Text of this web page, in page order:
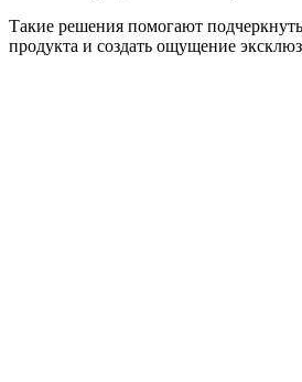
Такие решения помогают
продукта и создать ощущение